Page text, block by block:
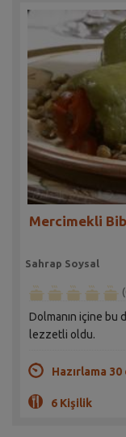
Mercimekli
Sahrap Soysal
Dolmanın içine bu
lezzetli oldu.
Hazırlama
6 Kişilik